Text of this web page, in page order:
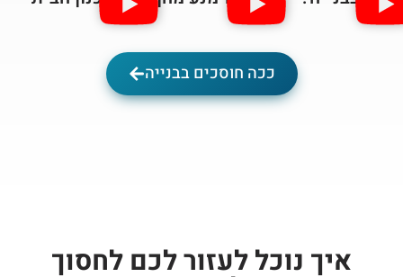
ככה חוסכים בבנייה
איך נוכל לעזור לכם לחסוך